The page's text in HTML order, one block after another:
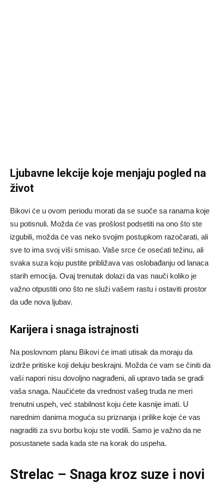
Ljubavne lekcije koje menjaju pogled na
život
Bikovi će u ovom periodu morati da se suoče sa ranama koje
su potisnuli. Možda će vas prošlost podsetiti na ono što ste
izgubili, možda će vas neko svojim postupkom razočarati, ali
sve to ima svoj viši smisao. Vaše srce će osećati težinu, ali
svaka suza koju pustite približava vas oslobađanju od lanaca
starih emocija. Ovaj trenutak dolazi da vas nauči koliko je
važno otpustiti ono što ne služi vašem rastu i ostaviti prostor
da uđe nova ljubav.
Karijera i snaga istrajnosti
Na poslovnom planu Bikovi će imati utisak da moraju da
izdrže pritiske koji deluju beskrajni. Možda će vam se činiti da
vaši napori nisu dovoljno nagrađeni, ali upravo tada se gradi
vaša snaga. Naučićete da vrednost vašeg truda ne meri
trenutni uspeh, već stabilnost koju ćete kasnije imati. U
narednim danima moguća su priznanja i prilike koje će vas
nagraditi za svu borbu koju ste vodili. Samo je važno da ne
posustanete sada kada ste na korak do uspeha.
Strelac – Snaga kroz suze i novi